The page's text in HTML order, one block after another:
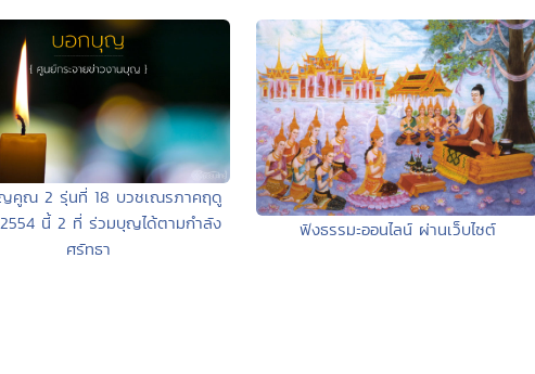
คูณ 2 รุ่นที่ 18 บวชเณรภาคฤดู
นี้ 2 ที่ ร่วมบุญได้ตามกำลัง
ศรัทธา
ฟังธรรมะออนไลน์ ผ่านเว็บไซต์